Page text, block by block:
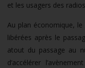
et les usagers des
Au plan économique,
libérées après le
atout du passage au
d’accélérer